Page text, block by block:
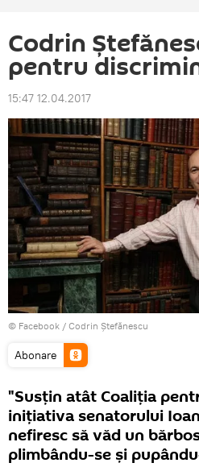
Codrin
pentru
15:47 12.04.2017
© Facebook / Codrin Ștefănescu
Abonare
"Susțin atât Coaliția
inițiativa senatorului
nefiresc să văd un
plimbându-se și